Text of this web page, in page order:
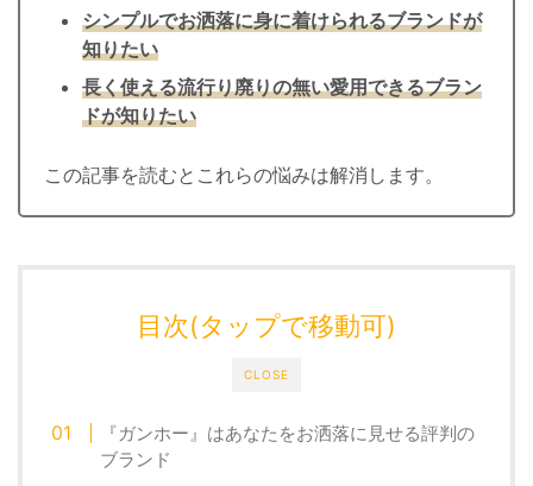
シンプルでお洒落に身に着けられるブランドが
知りたい
長く使える流行り廃りの無い愛用できるブラン
ドが知りたい
この記事を読むとこれらの悩みは解消します。
CLOSE
目次(タップで移動可)
『ガンホー』はあなたをお洒落に見せる評判の
ブランド